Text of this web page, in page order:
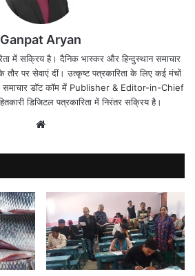
Ganpat Aryan
में सक्रिय है। दैनिक भास्कर और हिन्दुस्थान समाचार
तौर पर सेवाएं दीं। उत्कृष्ट पत्रकारिता के लिए कई मंचों
समाचार डॉट कॉम में Publisher & Editor-in-Chief
डिजिटल पत्रकारिता में निरंतर सक्रिय है।